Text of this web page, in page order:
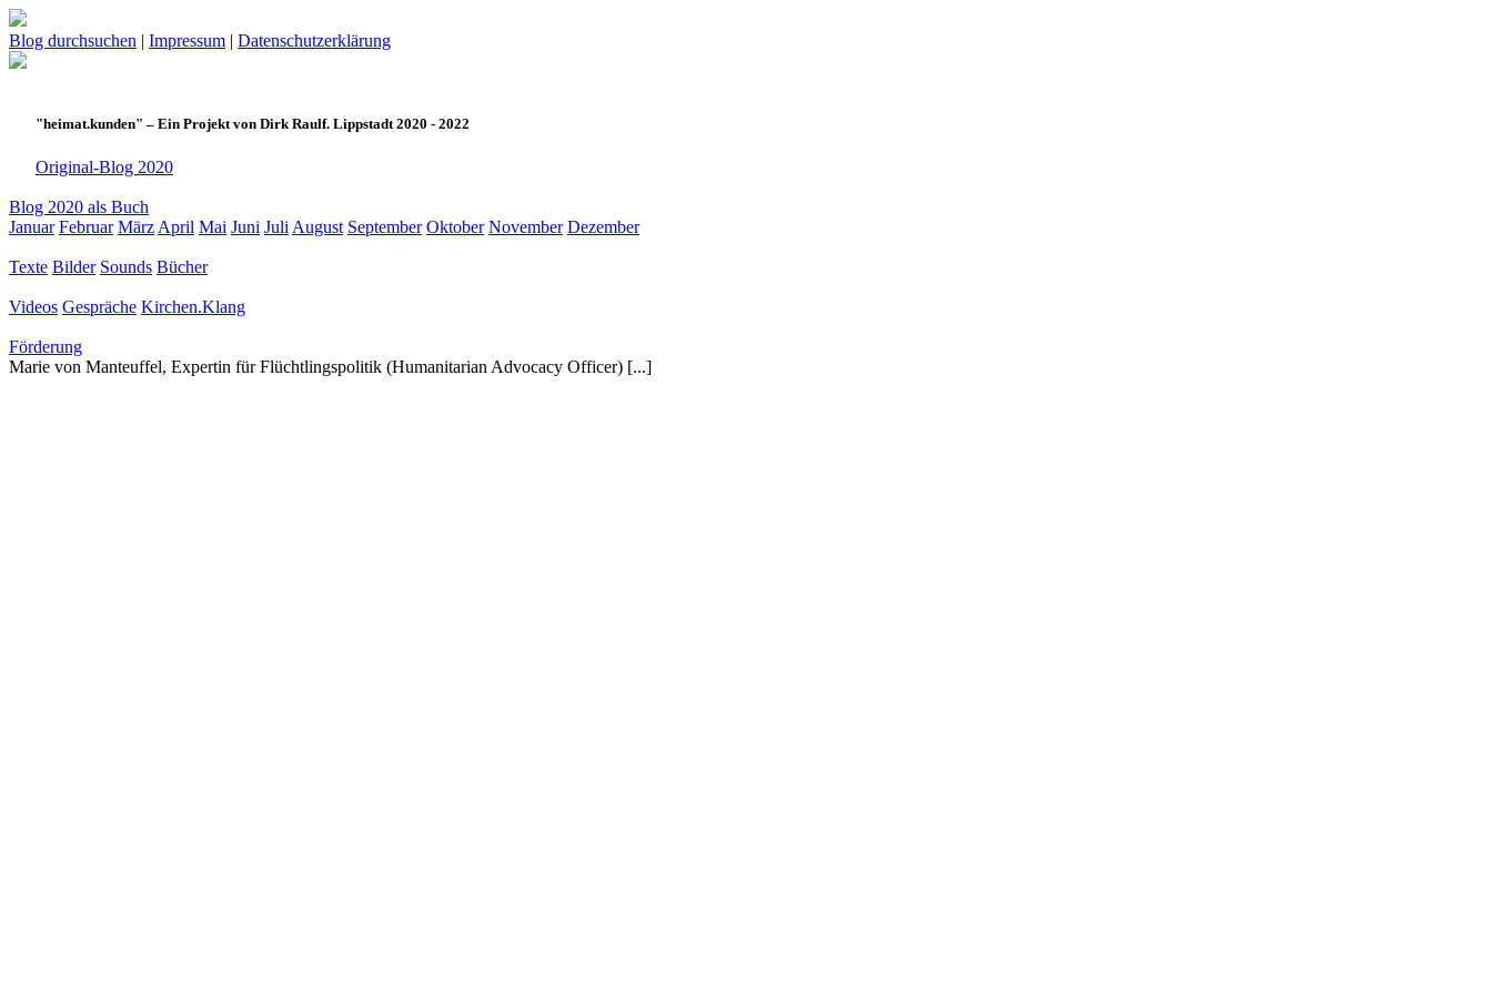
Blog durchsuchen | Impressum | Datenschutzerklärung
"heimat.kunden" – Ein Projekt von Dirk Raulf. Lippstadt 2020 - 2022
Original-Blog 2020
Blog 2020 als Buch
Januar Februar März April Mai Juni Juli August September Oktober November Dezember
Texte Bilder Sounds Bücher
Videos Gespräche Kirchen.Klang
Förderung
Marie von Manteuffel, Expertin für Flüchtlingspolitik (Humanitarian Advocacy Officer) [...]